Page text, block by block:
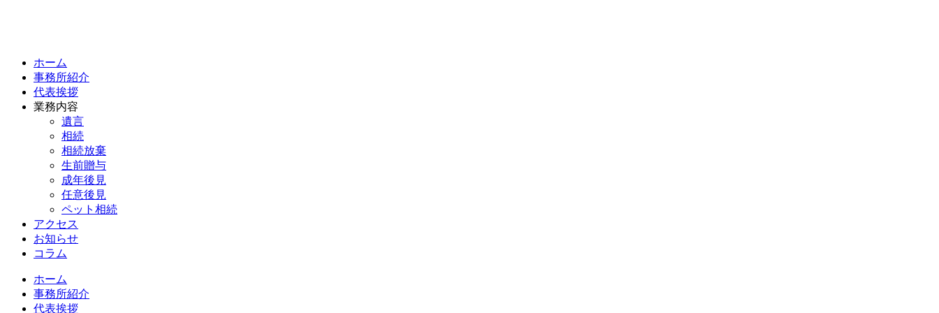
ホーム
事務所紹介
代表挨拶
業務内容
遺言
相続
相続放棄
生前贈与
成年後見
任意後見
ペット相続
アクセス
お知らせ
コラム
ホーム
事務所紹介
代表挨拶